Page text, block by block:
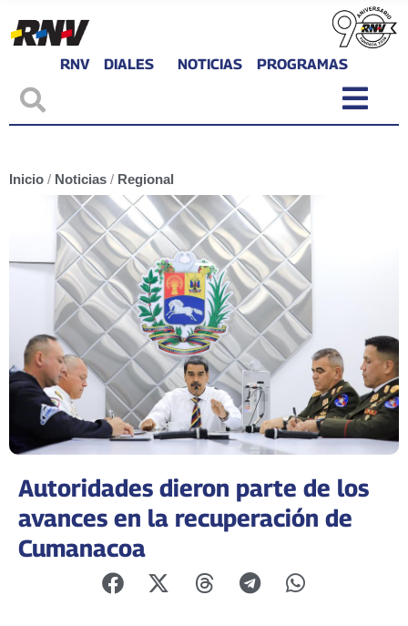
RNV DIALES NOTICIAS PROGRAMAS
Inicio / Noticias / Regional
Autoridades dieron parte de los
avances en la recuperación de
Cumanacoa